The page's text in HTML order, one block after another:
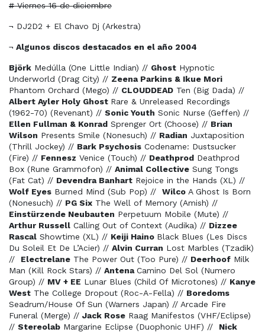
# Viernes 16 de diciembre
¬ DJ2D2 + El Chavo Dj (Arkestra)
¬ Algunos discos destacados en el año 2004
Björk Medúlla (One Little Indian) // Ghost Hypnotic
Underworld (Drag City) // Zeena Parkins & Ikue Mori
Phantom Orchard (Mego) // CLOUDDEAD Ten (Big Dada) //
Albert Ayler Holy Ghost Rare & Unreleased Recordings
(1962-70) (Revenant) // Sonic Youth Sonic Nurse (Geffen) //
Ellen Fullman & Konrad Sprenger Ort (Choose) // Brian
Wilson Presents Smile (Nonesuch) // Radian Juxtaposition
(Thrill Jockey) // Bark Psychosis Codename: Dustsucker
(Fire) // Fennesz Venice (Touch) // Deathprod Deathprod
Box (Rune Grammofon) // Animal Collective Sung Tongs
(Fat Cat) // Devendra Banhart Rejoice in the Hands (XL) //
Wolf Eyes Burned Mind (Sub Pop) // Wilco A Ghost Is Born
(Nonesuch) // PG Six The Well of Memory (Amish) //
Einstürzende Neubauten Perpetuum Mobile (Mute) //
Arthur Russell Calling Out of Context (Audika) // Dizzee
Rascal Showtime (XL) // Keiji Haino Black Blues (Les Discs
Du Soleil Et De L’Acier) // Alvin Curran Lost Marbles (Tzadik)
//
Electrelane The Power Out (Too Pure) // Deerhoof Milk
Man (Kill Rock Stars) // AntenaCamino Del Sol (Numero
Group) // MV + EE Lunar Blues (Child Of Microtones) // Kanye
West The College Dropout (Roc-A-Fella) // Boredoms
Seadrum/House Of Sun (Warners Japan) // Arcade Fire
Funeral (Merge) // Jack Rose Raag Manifestos (VHF/Eclipse)
// Stereolab Margarine Eclipse (Duophonic UHF) //
Nick